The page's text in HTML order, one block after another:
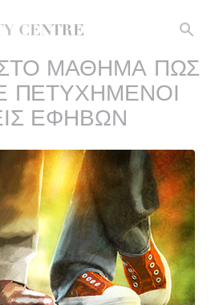
ΜΑΘΗΜΑ ΠΩΣ
ΠΕΤΥΧΗΜΕΝΟΙ
ΕΦΗΒΩΝ